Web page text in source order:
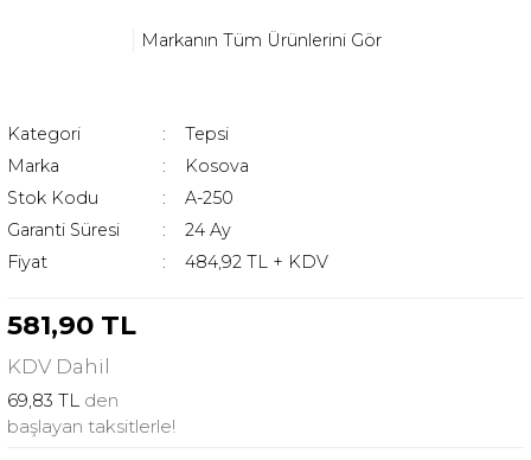
Markanın Tüm Ürünlerini Gör
Kategori
Tepsi
Marka
Kosova
Stok Kodu
A-250
Garanti Süresi
24 Ay
Fiyat
484,92 TL + KDV
581,90 TL
KDV Dahil
69,83 TL den
başlayan taksitlerle!